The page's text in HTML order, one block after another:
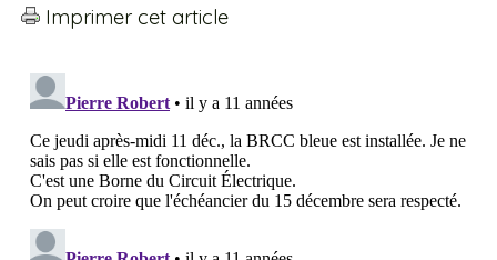
Imprimer cet article